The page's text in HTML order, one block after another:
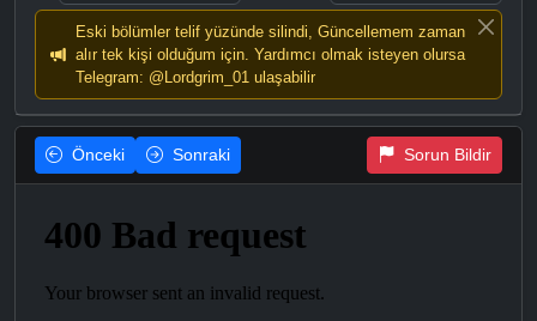
Eski bölümler telif yüzünde silindi, Güncellemem zaman
alır tek kişi olduğum için. Yardımcı olmak isteyen olursa
Telegram: @Lordgrim_01 ulaşabilir
Önceki Sonraki Sorun Bildir